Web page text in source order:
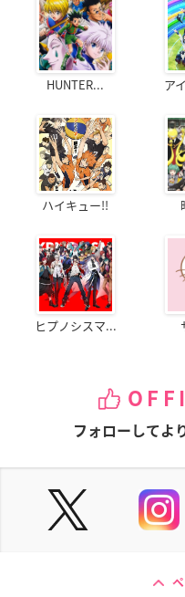
HUNTER... ア
ハイキュー!!
ヒプノシスマ...
フォローしてよ